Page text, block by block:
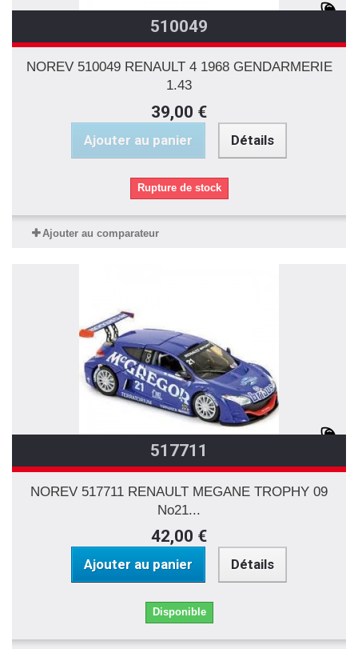
510049
NOREV 510049 RENAULT 4 1968 GENDARMERIE
1.43
39,00 €
Ajouter au panier Détails
Rupture de stock
Ajouter au comparateur
517711
NOREV 517711 RENAULT MEGANE TROPHY 09
No21...
42,00 €
Ajouter au panier Détails
Disponible